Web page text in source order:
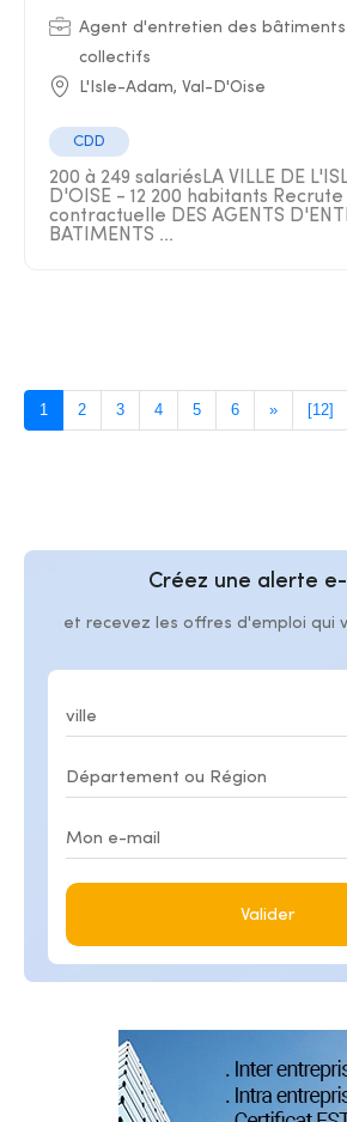
Agent d'entretien des
collectifs
L'Isle-Adam, Val-D'Oise
CDD
200 à 249 salariésLA VILLE DE
D'OISE - 12 200 habitants
contractuelle DES AGENTS
BATIMENTS ...
1 2 3 4 5 6 » [12]
Créez une alerte
et recevez les offres d'emploi qui
Valider